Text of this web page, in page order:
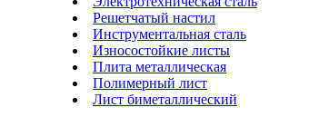
Решетчатый настил
Инструментальная сталь
Износостойкие листы
Плита металлическая
Полимерный лист
Лист биметаллический